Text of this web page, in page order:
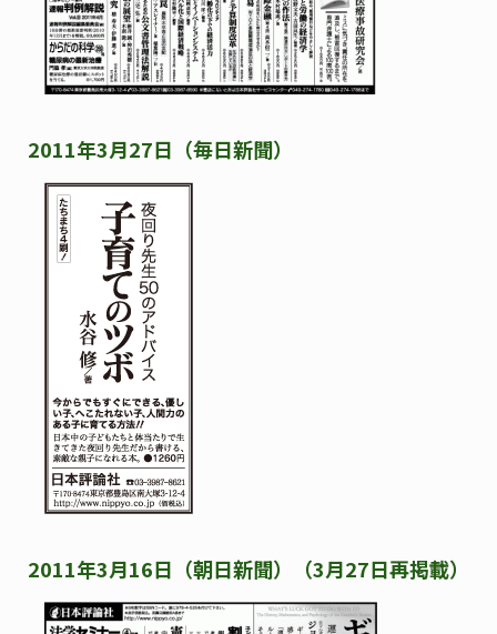
2011年3月27日（毎日新聞）
2011年3月16日（朝日新聞）（3月27日再掲載）